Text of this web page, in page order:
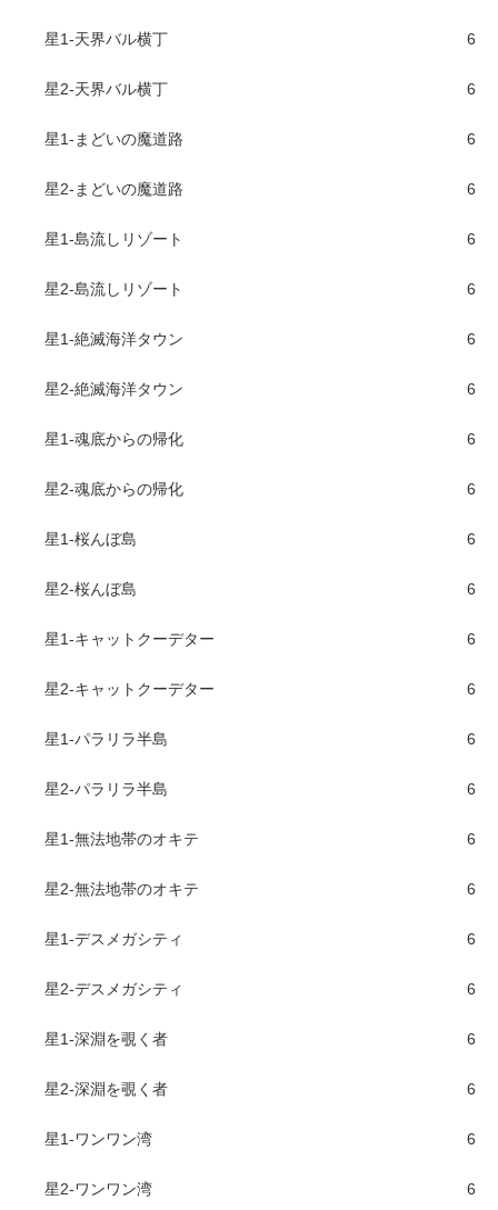
星1-天界バル横丁 6
星2-天界バル横丁 6
星1-まどいの魔道路 6
星2-まどいの魔道路 6
星1-島流しリゾート 6
星2-島流しリゾート 6
星1-絶滅海洋タウン 6
星2-絶滅海洋タウン 6
星1-魂底からの帰化 6
星2-魂底からの帰化 6
星1-桜んぼ島 6
星2-桜んぼ島 6
星1-キャットクーデター 6
星2-キャットクーデター 6
星1-パラリラ半島 6
星2-パラリラ半島 6
星1-無法地帯のオキテ 6
星2-無法地帯のオキテ 6
星1-デスメガシティ 6
星2-デスメガシティ 6
星1-深淵を覗く者 6
星2-深淵を覗く者 6
星1-ワンワン湾 6
星2-ワンワン湾 6